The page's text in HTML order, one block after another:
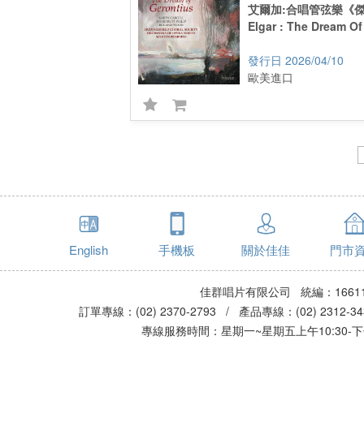
艾爾加:合唱管弦樂《
Elgar : The Dream
2026/04/10
歐美進口
English 手機板 關於佳佳 門市
佳群唱片有限公司 統編：
訂單專線：(02) 2370-2793 / 產品專線：(02)
專線服務時間：星期一~星期五上午10:30-